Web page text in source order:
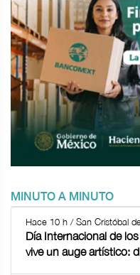
MINUTO A MINUTO
Hace 10 h / San Cristóbal
Día Internacional de
vive un auge artístico: